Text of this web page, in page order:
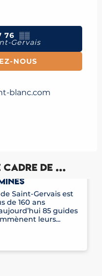
76 ▒▒
Gervais
NOUS
blanc.com
de ...
DE SAINT-
Saint-Gervais est
de 160 ans
85 guides
leurs...